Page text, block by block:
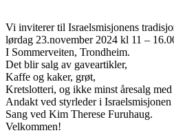
Vi inviterer til Israelsmisjonens
lørdag 23.november 2024 kl 11 –
I Sommerveiten, Trondheim.
Det blir salg av gaveartikler,
Kaffe og kaker, grøt,
Kretslotteri, og ikke minst åresalg
Andakt ved styrleder i
Sang ved Kim Therese Furuhaug.
Velkommen!